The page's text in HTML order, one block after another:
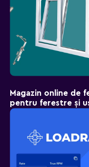
Magazin online de
pentru ferestre și